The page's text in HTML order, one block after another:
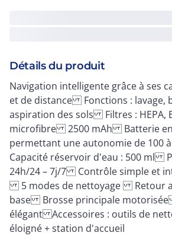
Détails du produit
Navigation intelligente grâce à ses
et de distance Fonctions : lavage,
aspiration des sols Filtres : HEPA,
microfibre 2500 mAh Batterie en
permettant une autonomie de
Capacité réservoir d'eau : 500 ml
24h/24 – 7j/7 Contrôle simple et
5 modes de nettoyage Retour
base Brosse principale
élégant Accessoires : outils de
éloigné + station d'accueil